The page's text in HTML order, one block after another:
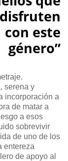
disfruten
con este
género”
serena y
incorporación a
de matar a
a esos
sobrevivir
de uno de los
entereza
de apoyo al